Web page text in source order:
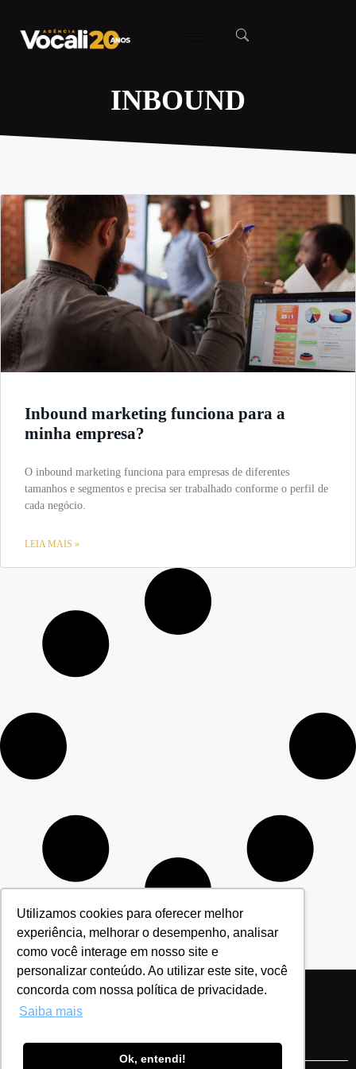
Utilizamos cookies para oferecer melhor
experiência, melhorar o desempenho, analisar
como você interage em nosso site e
personalizar conteúdo. Ao utilizar este site, você
concorda com nossa política de privacidade.
Saiba mais
Ok, entendi!
INBOUND
Inbound marketing funciona para a
minha empresa?
O inbound marketing funciona para empresas de diferentes
tamanhos e segmentos e precisa ser trabalhado conforme o perfil de
cada negócio.
LEIA MAIS »